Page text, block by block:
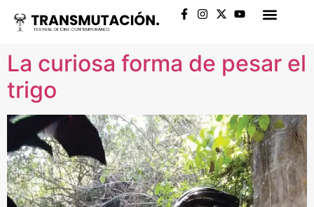
Archivos:Películas
La curiosa forma de pesar el
trigo